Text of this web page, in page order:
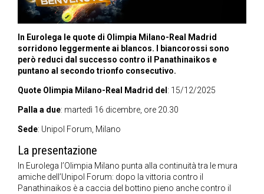
In Eurolega le quote di Olimpia Milano-Real Madrid
sorridono leggermente ai blancos. I biancorossi sono
però reduci dal successo contro il Panathinaikos e
puntano al secondo trionfo consecutivo.
Quote Olimpia Milano-Real Madrid del : 15/12/2025
Palla a due: martedì 16 dicembre, ore 20.30
Sede: Unipol Forum, Milano
La presentazione
In Eurolega l’Olimpia Milano punta alla continuità tra le mura
amiche dell’Unipol Forum: dopo la vittoria contro il
Panathinaikos è a caccia del bottino pieno anche contro il